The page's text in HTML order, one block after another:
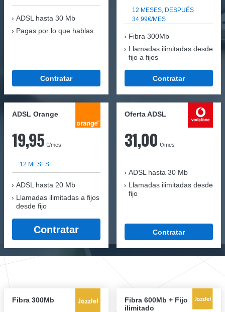
ADSL hasta 30 Mb
Pagas por lo que hablas
Contratar
12 MESES, DESPUÉS
34,99€/MES
Fibra 300Mb
Llamadas ilimitadas desde
fijo a fijos
Contratar
ADSL Orange
19,95 €/mes
12 MESES
ADSL hasta 20 Mb
Llamadas ilimitadas a fijos
desde fijo
Contratar
Oferta ADSL
31,00 €/mes
ADSL hasta 30 Mb
Llamadas ilimitadas desde
fijo
Contratar
Fibra 300Mb
Fibra 600Mb + Fijo
ilimitado